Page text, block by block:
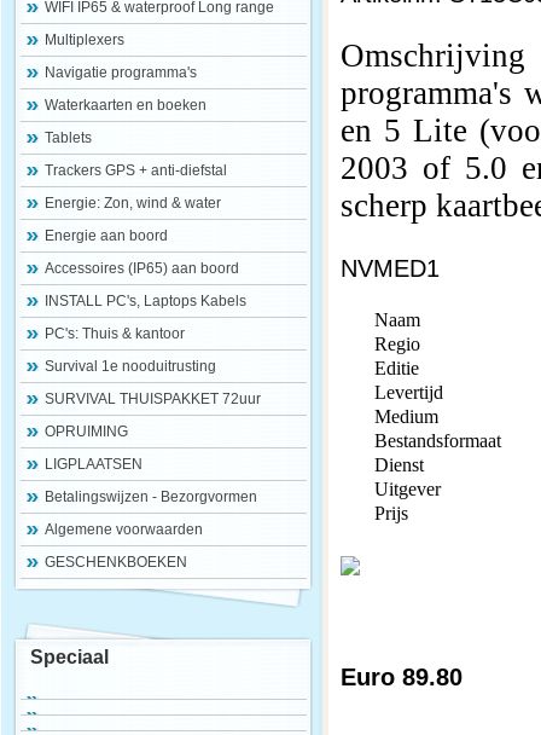
WIFI IP65 & waterproof Long range
Multiplexers
Navigatie programma's
Waterkaarten en boeken
Tablets
Trackers GPS + anti-diefstal
Energie: Zon, wind & water
Energie aan boord
Accessoires (IP65) aan boord
INSTALL PC's, Laptops Kabels
PC's: Thuis & kantoor
Survival 1e nooduitrusting
SURVIVAL THUISPAKKET 72uur
OPRUIMING
LIGPLAATSEN
Betalingswijzen - Bezorgvormen
Algemene voorwaarden
GESCHENKBOEKEN
Speciaal
programma's
en 5 Lite
2003 of 5.0
scherp
NVMED1
Naam
Regio
Editie
Levertijd
Medium
Bestandsformaat
Dienst
Uitgever
Prijs
Euro 89.80